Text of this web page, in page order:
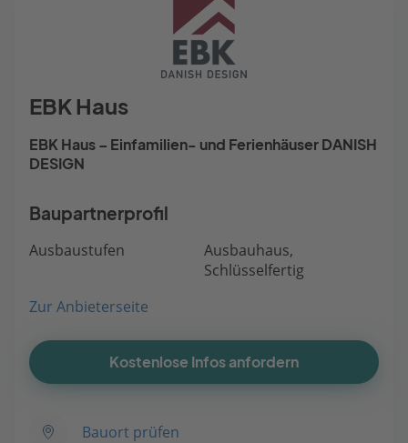
EBK Haus
EBK Haus – Einfamilien- und Ferienhäuser DANISH
DESIGN
Baupartnerprofil
Ausbaustufen
Ausbauhaus,
Schlüsselfertig
Zur Anbieterseite
Kostenlose Infos anfordern
Bauort prüfen